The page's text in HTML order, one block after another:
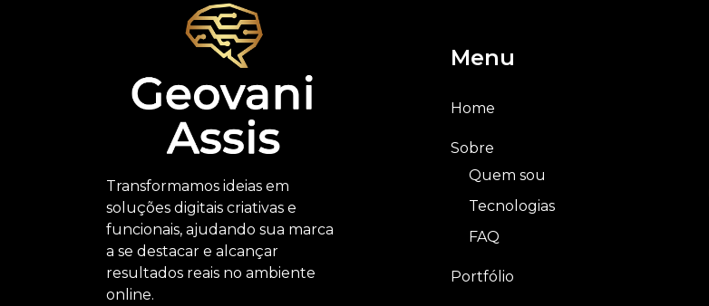
Transformamos ideias em
soluções digitais criativas e
funcionais, ajudando sua marca
a se destacar e alcançar
resultados reais no ambiente
online.
Menu
Home
Sobre
Quem sou
Tecnologias
FAQ
Portfólio